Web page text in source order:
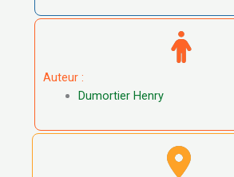
Auteur :
Dumortier Henry